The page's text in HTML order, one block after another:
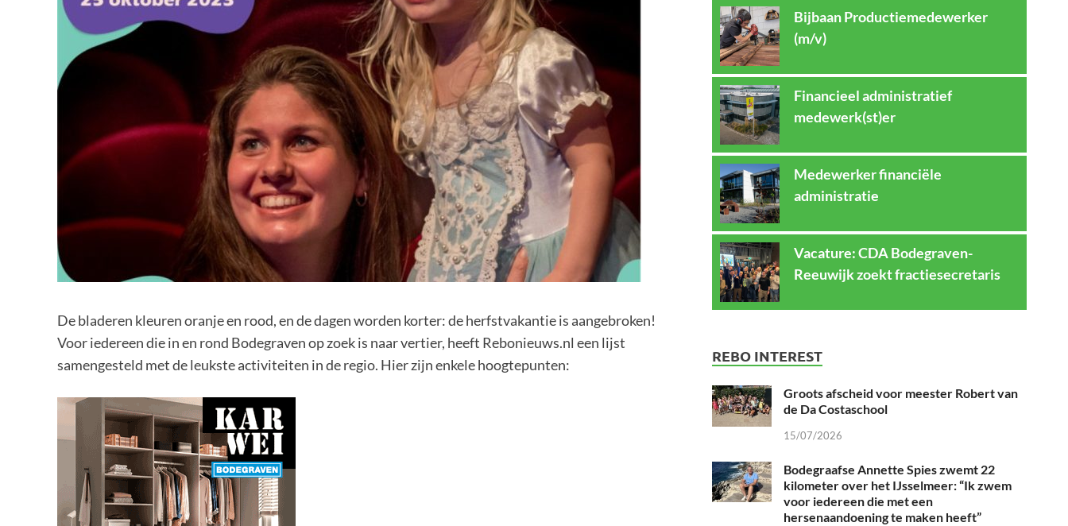
De bladeren kleuren oranje en rood, en de dagen worden korter: de herfstvakantie is aangebroken!
Voor iedereen die in en rond Bodegraven op zoek is naar vertier, heeft Rebonieuws.nl een lijst
samengesteld met de leukste activiteiten in de regio. Hier zijn enkele hoogtepunten:
Bijbaan Productiemedewerker
(m/v)
Financieel administratief
medewerk(st)er
Medewerker financiële
administratie
Vacature: CDA Bodegraven-
Reeuwijk zoekt fractiesecretaris
REBO INTEREST
Groots afscheid voor meester Robert van
de Da Costaschool
15/07/2026
Bodegraafse Annette Spies zwemt 22
kilometer over het IJsselmeer: “Ik zwem
voor iedereen die met een
hersenaandoening te maken heeft”